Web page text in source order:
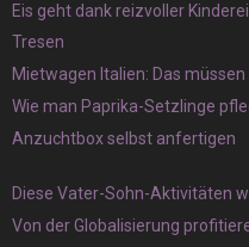
Eis geht dank reizvoller
Tresen
Mietwagen Italien: Das
Wie man Paprika-Setzlinge
Anzuchtbox selbst anfertigen
Diese Vater-Sohn-Aktivitäten
Von der Globalisierung